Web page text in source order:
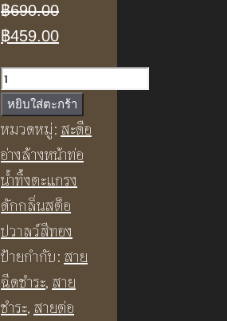
฿690.00
Original
was:
฿690.00.
฿459.00Current
is:
฿459.00.
จำนวน
สายน้ำ
ดี
พี
วี
ซี
สาย
ฝักบัว
อาบ
น้ำ
หยิบใส่ตะกร้า
หมวดหมู่: สะดือ
อ่างล้างหน้าท่อ
น้ำทิ้งตะแกรง
ดักกลิ่นสต็อ
ปวาลว์สีทอง
ป้ายกำกับ: สาย
ฉีดชำระ, สาย
ชำระ, สายต่อ